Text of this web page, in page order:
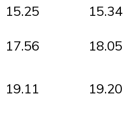
15.25 15.34
17.56 18.05
19.11 19.20